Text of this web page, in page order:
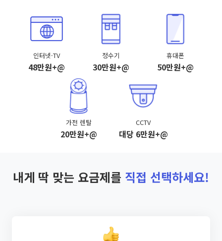
인터넷·TV
48만원+@
정수기
30만원+@
휴대폰
50만원+@
가전 렌탈
20만원+@
CCTV
대당 6만원+@
내게 딱 맞는 요금제를 직접 선택하세요!